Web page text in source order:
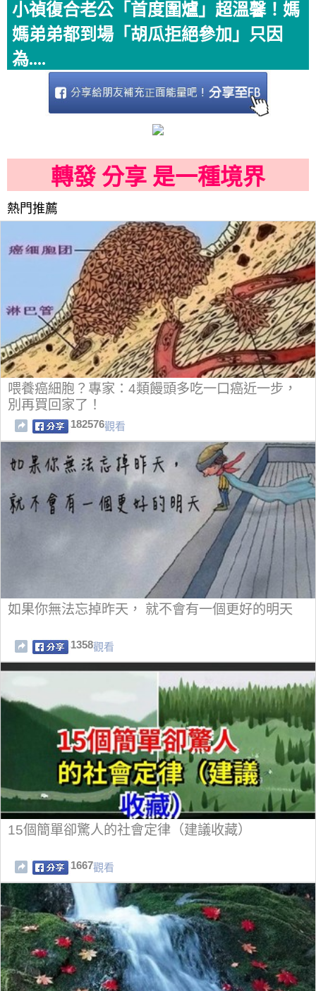
小禎復合老公「首度圍爐」超溫馨！媽
媽弟弟都到場「胡瓜拒絕參加」只因
為....
轉發 分享 是一種境界
熱門推薦
喂養癌細胞？專家：4類饅頭多吃一口癌近一步，
別再買回家了！
182576觀看
如果你無法忘掉昨天， 就不會有一個更好的明天
1358觀看
15個簡單卻驚人的社會定律（建議收藏）
1667觀看